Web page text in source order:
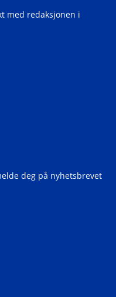
med redaksjonen i
deg på nyhetsbrevet